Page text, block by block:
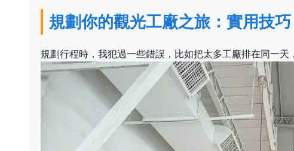
規劃你的觀光工廠之旅：實用技巧
規劃行程時，我犯過一些錯誤，比如把太多工廠排在同一